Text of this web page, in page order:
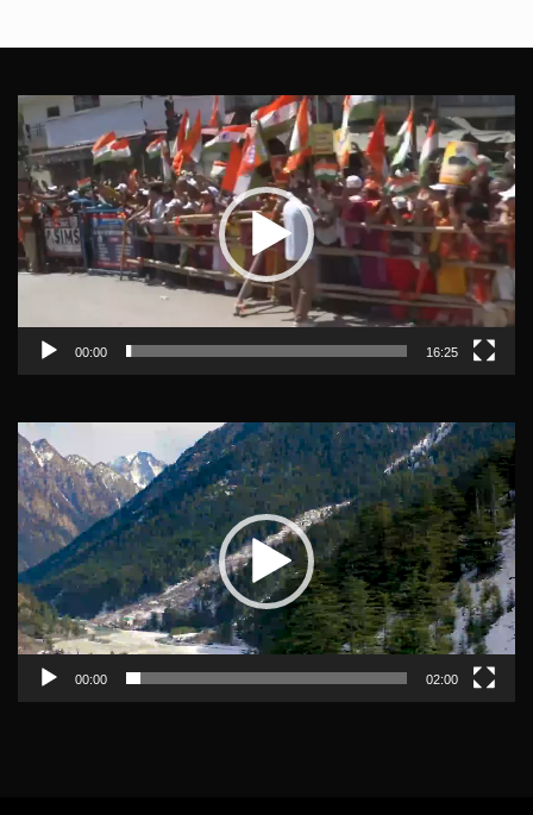
Video
Player
00:00 16:25
Video
Player
00:00 02:00